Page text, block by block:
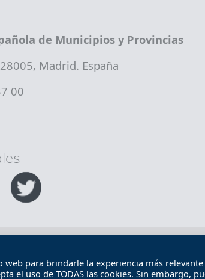
de Municipios y Provincias
Madrid. España
00
web para brindarle la experiencia más
el uso de TODAS las cookies. Sin embargo,